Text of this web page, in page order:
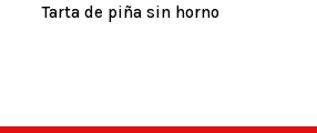
Tarta de piña sin horno